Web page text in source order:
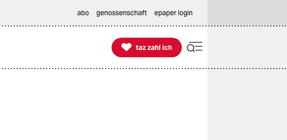
abo genossenschaft epaper login

taz zahl ich
taz zahl ich